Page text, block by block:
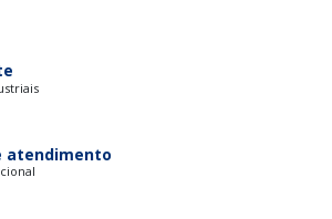
atendimento